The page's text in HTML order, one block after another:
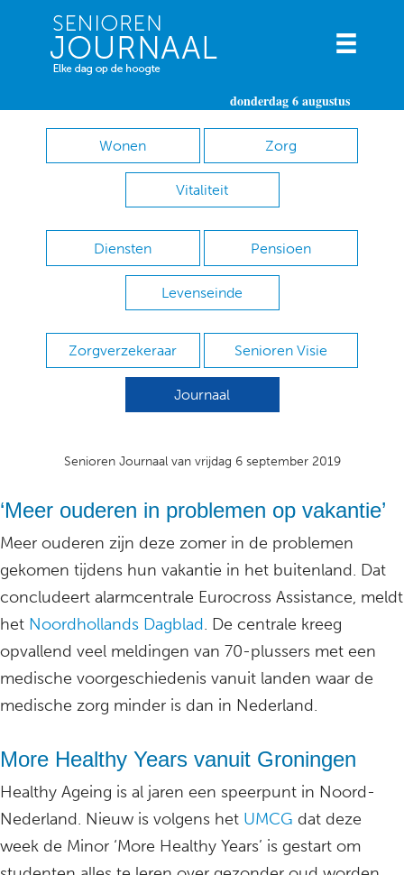
donderdag 6 augustus
Wonen Zorg
Vitaliteit
Diensten Pensioen
Levenseinde
Zorgverzekeraar Senioren Visie
Journaal
Senioren Journaal van vrijdag 6 september 2019
‘Meer ouderen in problemen op vakantie’
Meer ouderen zijn deze zomer in de problemen
gekomen tijdens hun vakantie in het buitenland. Dat
concludeert alarmcentrale Eurocross Assistance, meldt
het Noordhollands Dagblad. De centrale kreeg
opvallend veel meldingen van 70-plussers met een
medische voorgeschiedenis vanuit landen waar de
medische zorg minder is dan in Nederland.
More Healthy Years vanuit Groningen
Healthy Ageing is al jaren een speerpunt in Noord-
Nederland. Nieuw is volgens het UMCG dat deze
week de Minor ‘More Healthy Years’ is gestart om